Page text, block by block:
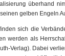
überhand
gelben Engeln
sich die
werden als
Verlag). Dabei